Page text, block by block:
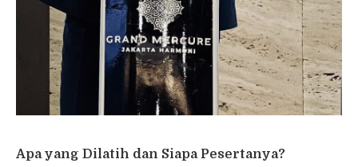
Apa yang Dilatih dan Siapa Pesertanya?